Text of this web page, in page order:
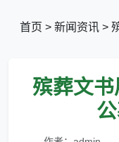
首页 > 新闻资讯 >
殡葬文